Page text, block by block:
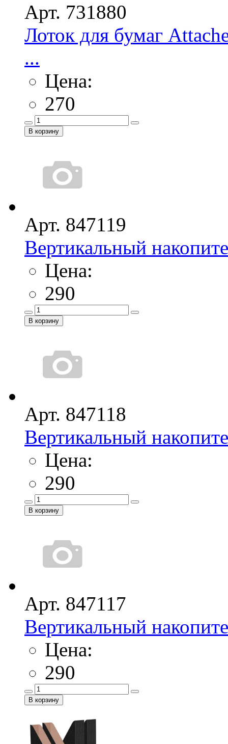
Арт. 731880
Лоток для бумаг
...
Цена:
270
Арт. 847119
Вертикальный
Цена:
290
Арт. 847118
Вертикальный
Цена:
290
Арт. 847117
Вертикальный
Цена:
290